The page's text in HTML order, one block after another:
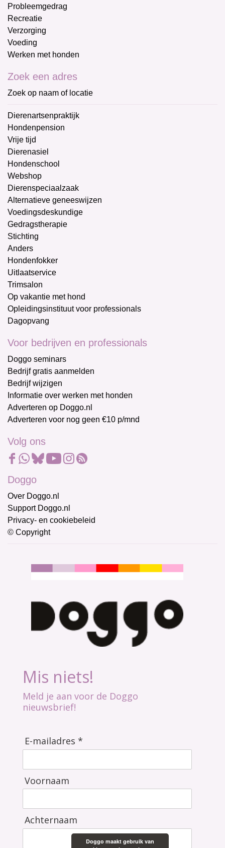
Probleemgedrag
Recreatie
Verzorging
Voeding
Werken met honden
Zoek een adres
Zoek op naam of locatie
Dierenartsenpraktijk
Hondenpension
Vrije tijd
Dierenasiel
Hondenschool
Webshop
Dierenspeciaalzaak
Alternatieve geneeswijzen
Voedingsdeskundige
Gedragstherapie
Stichting
Anders
Hondenfokker
Uitlaatservice
Trimsalon
Op vakantie met hond
Opleidingsinstituut voor professionals
Dagopvang
Voor bedrijven en professionals
Doggo seminars
Bedrijf gratis aanmelden
Bedrijf wijzigen
Informatie over werken met honden
Adverteren op Doggo.nl
Adverteren voor nog geen €10 p/mnd
Volg ons
Doggo
Over Doggo.nl
Support Doggo.nl
Privacy- en cookiebeleid
© Copyright
Mis niets!
Meld je aan voor de Doggo
nieuwsbrief!
E-mailadres *
Voornaam
Achternaam
Doggo maakt gebruik van